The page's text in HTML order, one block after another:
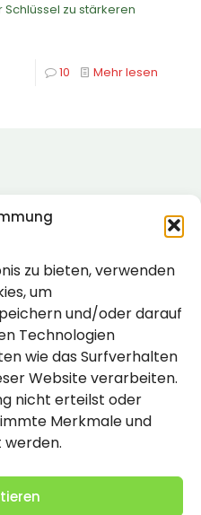
zu bieten, verwenden
um
und/oder darauf
Technologien
wie das Surfverhalten
Website verarbeiten.
nicht erteilst oder
Merkmale und
zu stärkeren
10 Mehr lesen